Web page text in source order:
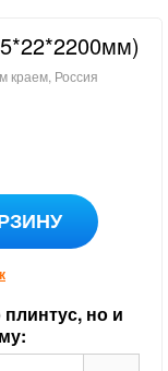
краем, Россия
но и